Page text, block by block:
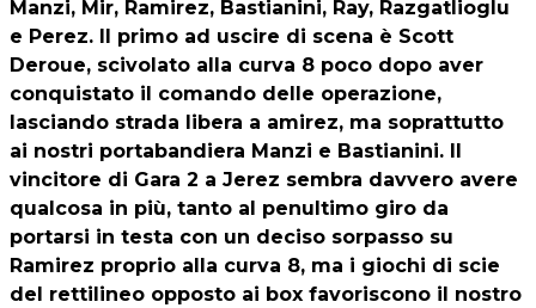
Manzi, Mir, Ramirez, Bastianini, Ray, Razgatlioglu
e Perez. Il primo ad uscire di scena è Scott
Deroue, scivolato alla curva 8 poco dopo aver
conquistato il comando delle operazione,
lasciando strada libera a amirez, ma soprattutto
ai nostri portabandiera Manzi e Bastianini. Il
vincitore di Gara 2 a Jerez sembra davvero avere
qualcosa in più, tanto al penultimo giro da
portarsi in testa con un deciso sorpasso su
Ramirez proprio alla curva 8, ma i giochi di scie
del rettilineo opposto ai box favoriscono il nostro